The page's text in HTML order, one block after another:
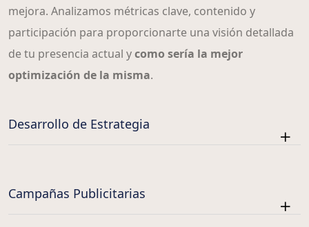
mejora. Analizamos métricas clave, contenido y
participación para proporcionarte una visión detallada
de tu presencia actual ycomo sería la mejor
optimización de la misma.
Desarrollo de Estrategia
Campañas Publicitarias